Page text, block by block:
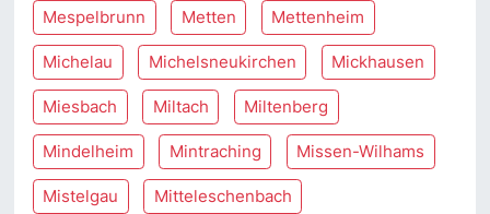
Mespelbrunn Metten Mettenheim
Michelau Michelsneukirchen Mickhausen
Miesbach Miltach Miltenberg
Mindelheim Mintraching Missen-Wilhams
Mistelgau Mitteleschenbach